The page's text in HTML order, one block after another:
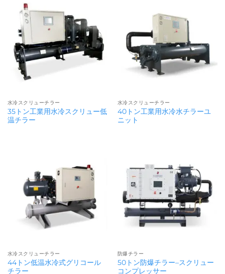
水冷スクリューチラー
35トン工業用水冷スクリュー低
温チラー
水冷スクリューチラー
40トン工業用水冷水チラーユ
ニット
水冷スクリューチラー
44トン低温水冷式グリコール
チラー
防爆チラー
50トン防爆チラー–スクリュー
コンプレッサー